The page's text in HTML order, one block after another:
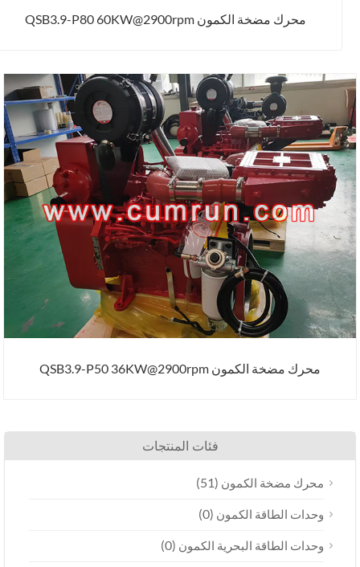
محرك مضخة الكمون QSB3.9-P80 60KW@2900rpm
محرك مضخة الكمون QSB3.9-P50 36KW@2900rpm
فئات المنتجات
محرك مضخة الكمون(51)
وحدات الطاقة الكمون(0)
وحدات الطاقة البحرية الكمون(0)